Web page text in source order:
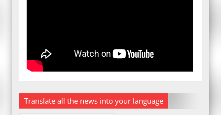
Translate all the news into your language